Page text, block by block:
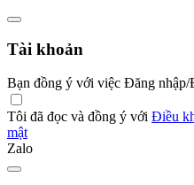
Tài khoản
Bạn đồng ý với việc Đăng
Tôi đã đọc và đồng ý với Điều
mật
Zalo